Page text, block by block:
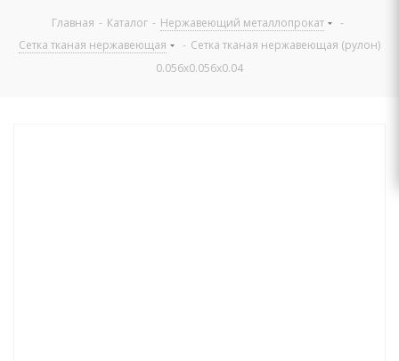
Главная - Каталог - Нержавеющий металлопрокат
-
Сетка тканая нержавеющая
- Сетка тканая нержавеющая (рулон)
0.056х0.056х0.04